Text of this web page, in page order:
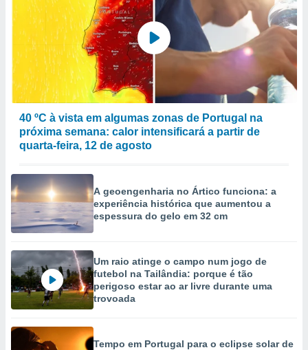
40 ºC à vista em algumas zonas de Portugal na
próxima semana: calor intensificará a partir de
quarta-feira, 12 de agosto
A geoengenharia no Ártico funciona: a
experiência histórica que aumentou a
espessura do gelo em 32 cm
Um raio atinge o campo num jogo de
futebol na Tailândia: porque é tão
perigoso estar ao ar livre durante uma
trovoada
Tempo em Portugal para o eclipse solar de